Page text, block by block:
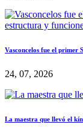
Vasconcelos fue el primer
24, 07, 2026
La maestra que llevó el